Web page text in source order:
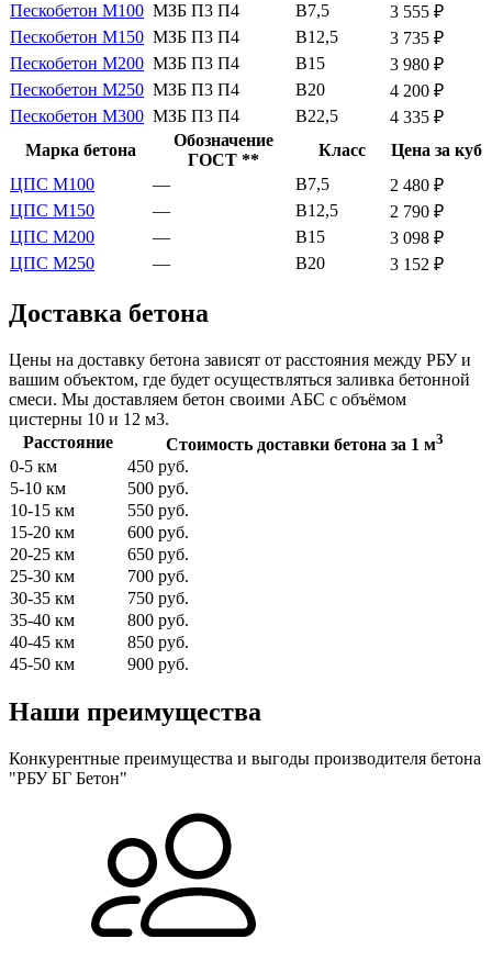
Пескобетон М100 МЗБ П3 П4 В7,5
3 555 ₽
Пескобетон М150 МЗБ П3 П4 В12,5
3 735 ₽
Пескобетон М200 МЗБ П3 П4 В15
3 980 ₽
Пескобетон М250 МЗБ П3 П4 В20
4 200 ₽
Пескобетон М300 МЗБ П3 П4 В22,5
4 335 ₽
Марка бетона
Обозначение
ГОСТ **
Класс
Цена за куб
ЦПС М100
— В7,5
2 480 ₽
ЦПС М150
— В12,5
2 790 ₽
ЦПС М200
— В15
3 098 ₽
ЦПС М250
— В20 3 152 ₽
Доставка бетона
Цены на доставку бетона зависят от расстояния между РБУ и
вашим объектом, где будет осуществляться заливка бетонной
смеси. Мы доставляем бетон своими АБС с объёмом
цистерны 10 и 12 м3.
Расстояние
Стоимость доставки бетона за 1 м3
0-5 км
450 руб.
5-10 км
500 руб.
10-15 км
550 руб.
15-20 км
600 руб.
20-25 км
650 руб.
25-30 км
700 руб.
30-35 км
750 руб.
35-40 км
800 руб.
40-45 км
850 руб.
45-50 км
900 руб.
Наши преимущества
Конкурентные преимущества и выгоды производителя бетона
"РБУ БГ Бетон"